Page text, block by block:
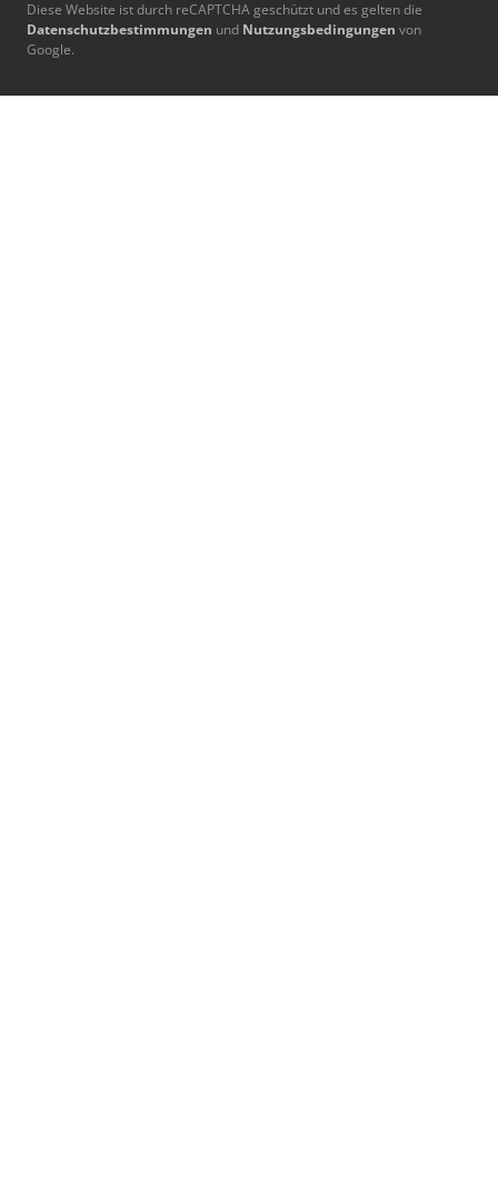
Diese Website ist durch reCAPTCHA geschützt und es gelten die
Datenschutzbestimmungen und Nutzungsbedingungen von
Google.